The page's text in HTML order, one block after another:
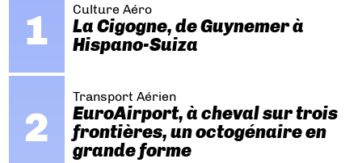
Culture Aéro
La Cigogne, de Guynemer à
Hispano-Suiza
Transport Aérien
EuroAirport, à cheval sur trois
frontières, un octogénaire en
grande forme